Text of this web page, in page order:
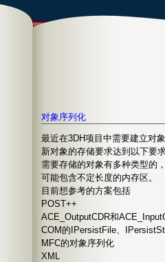
对象序列化
最近在3DH项目中需要建立对
新对象的存储要求达到以下要
需要存储的对象有多种类型的
可能包含不定长度的内存区。
目前想参考的方案包括
POST++
ACE_OutputCDR和
COM的IPersistFile、
MFC的对象序列化
XML